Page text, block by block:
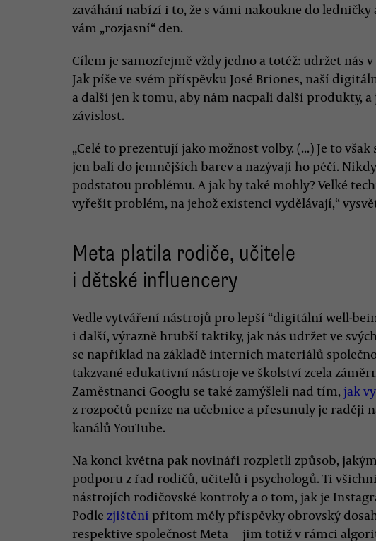
zaváhání nabízí i to, že s vámi nakoukne do
vám „rozjasní“ den.
Cílem je samozřejmě vždy jedno a totéž: udržet nás
Jak píše ve svém příspěvku José Briones, naší
a další jen k tomu, aby nám nacpali další produkty,
závislost.
„Celé to prezentují jako možnost volby. (...) Je to
jen balí do jemnějších barev a nazývají ho péčí.
podstatou problému. A jak by také mohly? Velké
vyřešit problém, na jehož existenci vydělávají,“
Meta platila rodiče, učitele
i dětské influencery
Vedle vytváření nástrojů pro lepší “digitální well-
i další, výrazně hrubší taktiky, jak nás udržet ve
se například na základě interních materiálů
takzvané edukativní nástroje ve školství zcela
Zaměstnanci Googlu se také zamýšleli nad tím, jak
z rozpočtů peníze na učebnice a přesunuly je raději
kanálů YouTube.
Na konci května pak novináři rozpletli způsob,
podporu z řad rodičů, učitelů i psychologů. Ti
nástrojích rodičovské kontroly a o tom, jak je
Podle zjištění přitom měly příspěvky obrovský
respektive společnost Meta — jim totiž v rámci